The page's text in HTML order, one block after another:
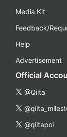
Media Kit
Feedback/
Help
Advertisement
Official
@Qiita
@qiitapoi